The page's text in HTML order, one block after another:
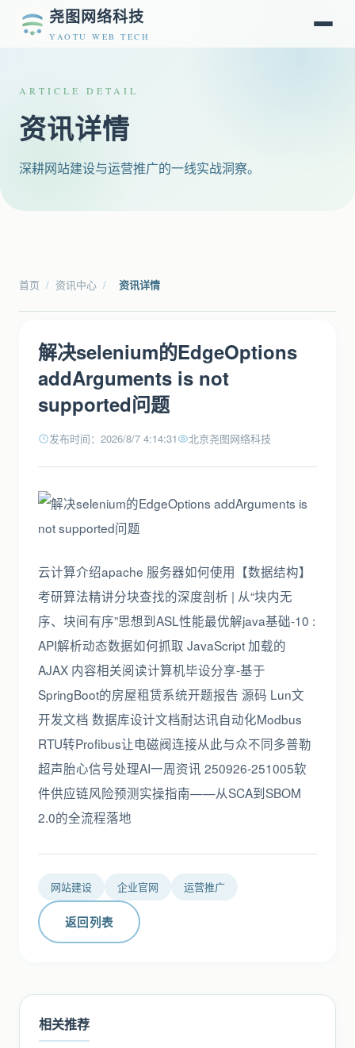
尧图网络科技
YAOTU WEB TECH
ARTICLE DETAIL
资讯详情
深耕网站建设与运营推广的一线实战洞察。
首页 / 资讯中心 / 资讯详情
解决selenium的EdgeOptions
addArguments is not
supported问题
发布时间：2026/8/7 4:14:31 北京尧图网络科技
云计算介绍apache 服务器如何使用【数据结构】
考研算法精讲分块查找的深度剖析 | 从“块内无
序、块间有序”思想到ASL性能最优解java基础-10 :
API解析动态数据如何抓取 JavaScript 加载的
AJAX 内容相关阅读计算机毕设分享-基于
SpringBoot的房屋租赁系统开题报告 源码 Lun文
开发文档 数据库设计文档耐达讯自动化Modbus
RTU转Profibus让电磁阀连接从此与众不同多普勒
超声胎心信号处理AI一周资讯 250926-251005软
件供应链风险预测实操指南——从SCA到SBOM
2.0的全流程落地
网站建设 企业官网 运营推广
返回列表
相关推荐